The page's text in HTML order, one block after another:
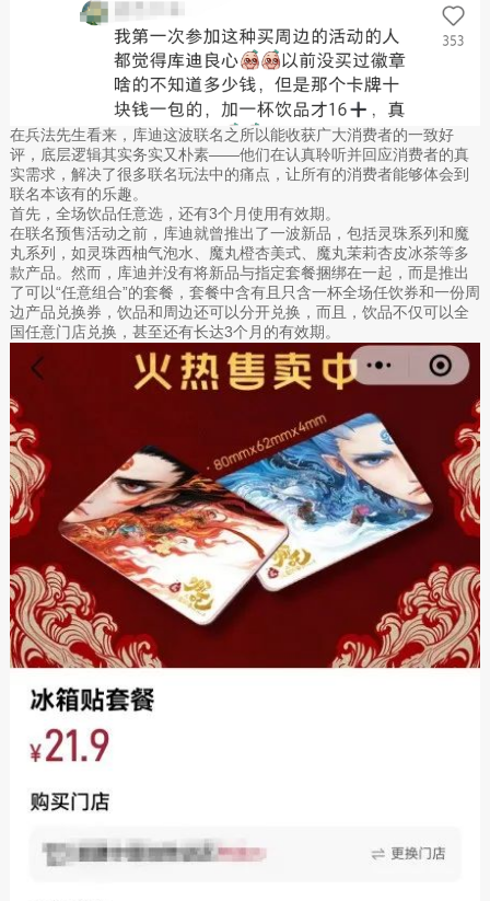
在兵法先生看来，库迪这波联名之所以能收获广大消费者的一致好
评，底层逻辑其实务实又朴素——他们在认真聆听并回应消费者的真
实需求，解决了很多联名玩法中的痛点，让所有的消费者能够体会到
联名本该有的乐趣。
首先，全场饮品任意选，还有3个月使用有效期。
在联名预售活动之前，库迪就曾推出了一波新品，包括灵珠系列和魔
丸系列，如灵珠西柚气泡水、魔丸橙杏美式、魔丸茉莉杏皮冰茶等多
款产品。然而，库迪并没有将新品与指定套餐捆绑在一起，而是推出
了可以“任意组合”的套餐，套餐中含有且只含一杯全场任饮券和一份周
边产品兑换券，饮品和周边还可以分开兑换，而且，饮品不仅可以全
国任意门店兑换，甚至还有长达3个月的有效期。